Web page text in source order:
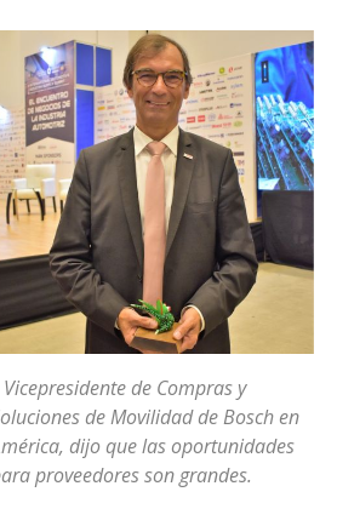
Vicepresidente de Compras y
de Movilidad de Bosch en
dijo que las oportunidades
proveedores son grandes.